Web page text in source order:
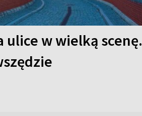
ulice w wielką scenę.